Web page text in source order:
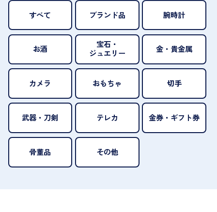
すべて ブランド品 腕時計
お酒
宝石・
ジュエリー
金・貴金属
カメラ おもちゃ 切手
武器・刀剣 テレカ 金券・ギフト券
骨董品 その他